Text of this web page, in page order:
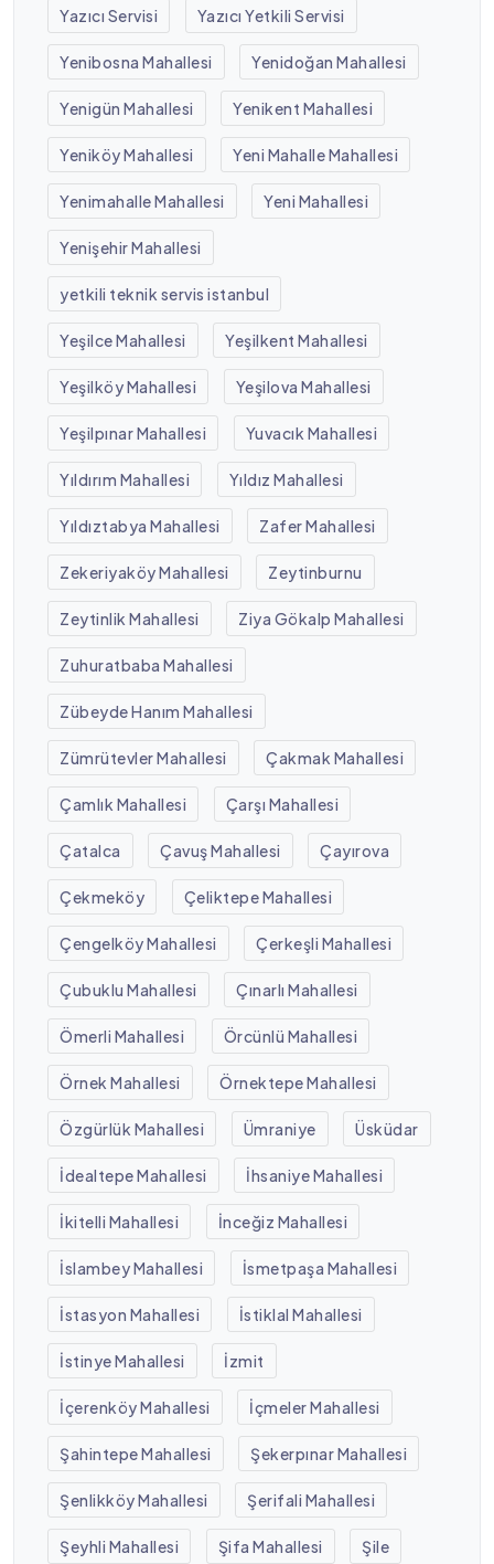
Yazıcı Servisi Yazıcı Yetkili Servisi
Yenibosna Mahallesi Yenidoğan Mahallesi
Yenigün Mahallesi Yenikent Mahallesi
Yeniköy Mahallesi Yeni Mahalle Mahallesi
Yenimahalle Mahallesi Yeni Mahallesi
Yenişehir Mahallesi
yetkili teknik servis istanbul
Yeşilce Mahallesi Yeşilkent Mahallesi
Yeşilköy Mahallesi Yeşilova Mahallesi
Yeşilpınar Mahallesi Yuvacık Mahallesi
Yıldırım Mahallesi Yıldız Mahallesi
Yıldıztabya Mahallesi Zafer Mahallesi
Zekeriyaköy Mahallesi Zeytinburnu
Zeytinlik Mahallesi Ziya Gökalp Mahallesi
Zuhuratbaba Mahallesi
Zübeyde Hanım Mahallesi
Zümrütevler Mahallesi Çakmak Mahallesi
Çamlık Mahallesi Çarşı Mahallesi
Çatalca Çavuş Mahallesi Çayırova
Çekmeköy Çeliktepe Mahallesi
Çengelköy Mahallesi Çerkeşli Mahallesi
Çubuklu Mahallesi Çınarlı Mahallesi
Ömerli Mahallesi Örcünlü Mahallesi
Örnek Mahallesi Örnektepe Mahallesi
Özgürlük Mahallesi Ümraniye Üsküdar
İdealtepe Mahallesi İhsaniye Mahallesi
İkitelli Mahallesi İnceğiz Mahallesi
İslambey Mahallesi İsmetpaşa Mahallesi
İstasyon Mahallesi İstiklal Mahallesi
İstinye Mahallesi İzmit
İçerenköy Mahallesi İçmeler Mahallesi
Şahintepe Mahallesi Şekerpınar Mahallesi
Şenlikköy Mahallesi Şerifali Mahallesi
Şeyhli Mahallesi Şifa Mahallesi Şile